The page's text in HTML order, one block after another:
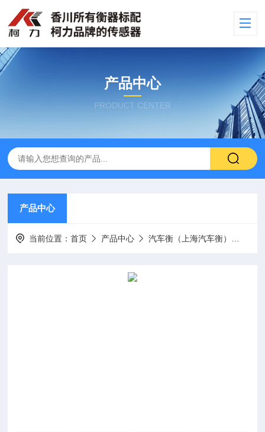
产品中心
PRODUCT CENTER
产品中心
当前位置：首页 产品中心 汽车衡（上海汽车衡）